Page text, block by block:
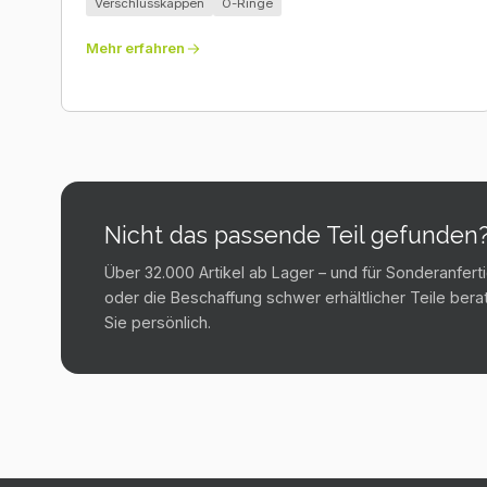
Verschlusskappen
O-Ringe
Mehr erfahren
Nicht das passende Teil
Über 32.000 Artikel ab Lager – und für
oder die Beschaffung schwer erhältlicher Teile
Sie persönlich.